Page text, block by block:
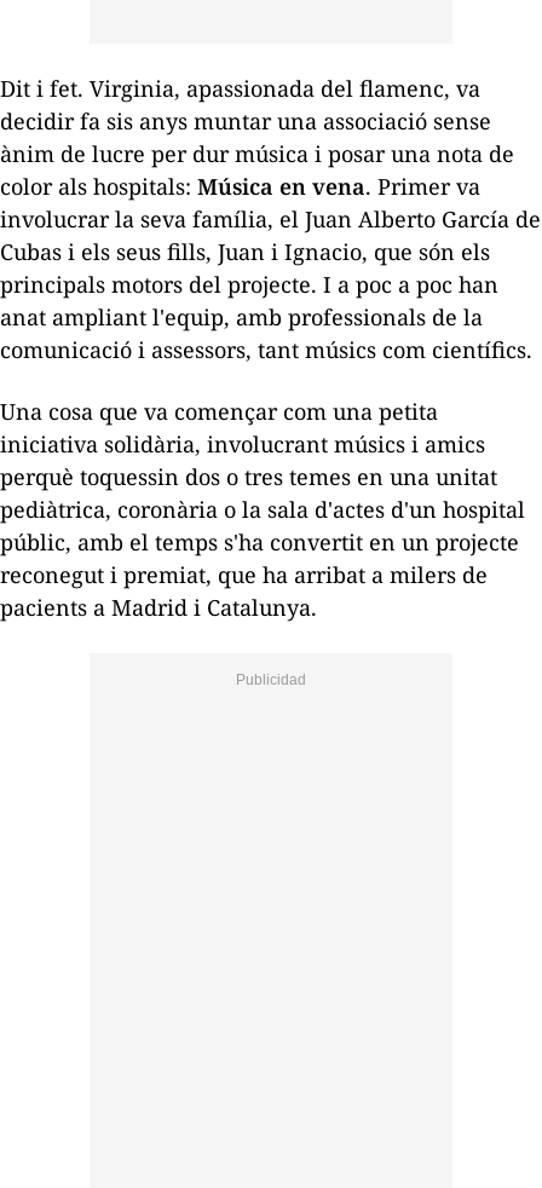
Dit i fet. Virginia, apassionada del flamenc, va
decidir fa sis anys muntar una associació sense
ànim de lucre per dur música i posar una nota de
color als hospitals: Música en vena. Primer va
involucrar la seva família, el Juan Alberto García de
Cubas i els seus fills, Juan i Ignacio, que són els
principals motors del projecte. I a poc a poc han
anat ampliant l'equip, amb professionals de la
comunicació i assessors, tant músics com científics.
Una cosa que va començar com una petita
iniciativa solidària, involucrant músics i amics
perquè toquessin dos o tres temes en una unitat
pediàtrica, coronària o la sala d'actes d'un hospital
públic, amb el temps s'ha convertit en un projecte
reconegut i premiat, que ha arribat a milers de
pacients a Madrid i Catalunya.